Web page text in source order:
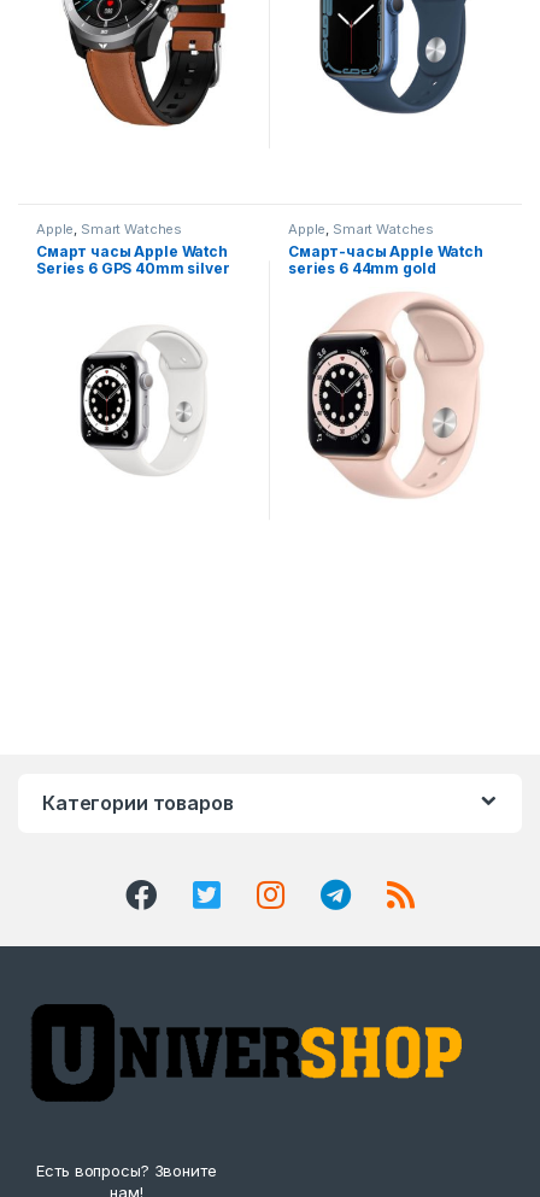
Apple, Smart Watches
Смарт часы Apple Watch
Series 6 GPS 40mm silver
Apple, Smart Watches
Смарт-часы Apple Watch
series 6 44mm gold
Категории товаров
Есть вопросы? Звоните
нам!